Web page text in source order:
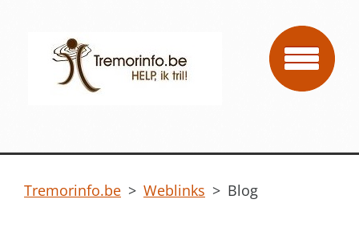
Tremorinfo.be > Weblinks > Blog